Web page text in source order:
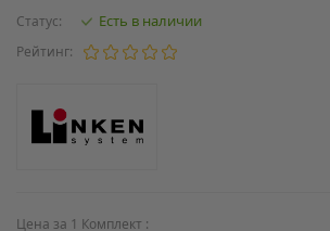
Статус: Есть в наличии
Рейтинг:
Цена за 1 Комплект :